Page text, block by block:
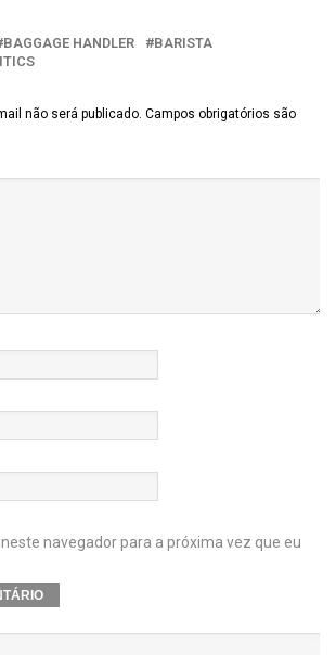
BAGGAGE HANDLER
BARISTA
não será publicado. Campos obrigatórios são
navegador para a próxima vez que eu